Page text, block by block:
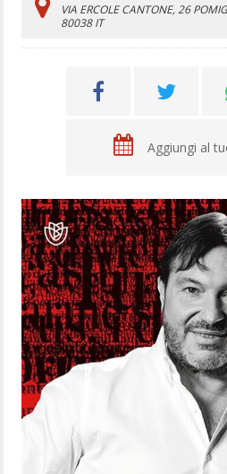
VIA ERCOLE CANTONE, 26
80038 IT
Aggiungi al